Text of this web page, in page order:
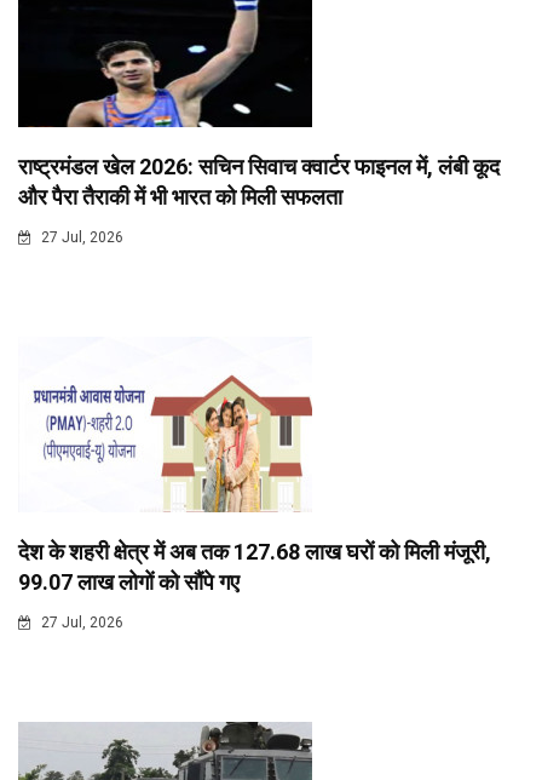
राष्ट्रमंडल खेल 2026: सचिन सिवाच क्वार्टर फाइनल में, लंबी कूद
और पैरा तैराकी में भी भारत को मिली सफलता
27 Jul, 2026
देश के शहरी क्षेत्र में अब तक 127.68 लाख घरों को मिली मंजूरी,
99.07 लाख लोगों को सौंपे गए
27 Jul, 2026